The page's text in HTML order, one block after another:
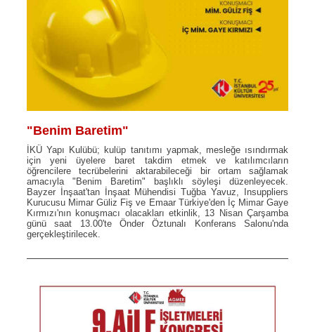
"Benim Baretim"
İKÜ Yapı Kulübü; kulüp tanıtımı yapmak, mesleğe ısındırmak
için yeni üyelere baret takdim etmek ve katılımcıların
öğrencilere tecrübelerini aktarabileceği bir ortam sağlamak
amacıyla "Benim Baretim" başlıklı söyleşi düzenleyecek.
Bayzer İnşaat'tan İnşaat Mühendisi Tuğba Yavuz, Insuppliers
Kurucusu Mimar Güliz Fiş ve Emaar Türkiye'den İç Mimar Gaye
Kırmızı'nın konuşmacı olacakları etkinlik, 13 Nisan Çarşamba
günü saat 13.00'te Önder Öztunalı Konferans Salonu'nda
gerçekleştirilecek.